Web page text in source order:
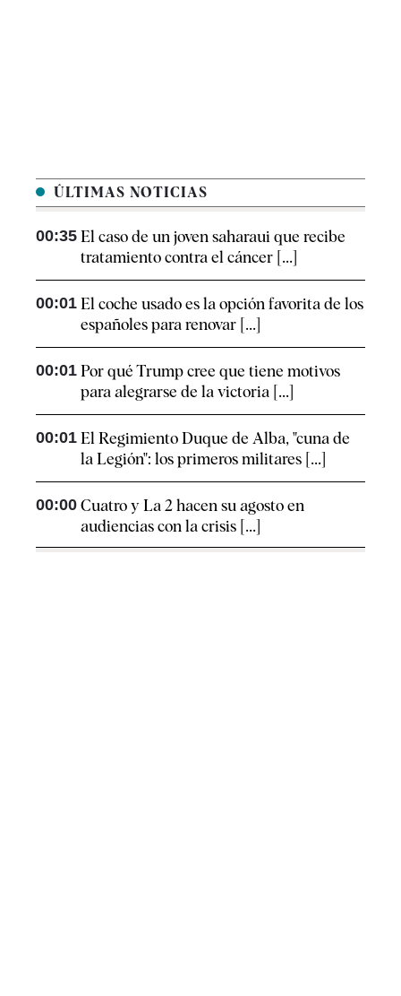
ÚLTIMAS NOTICIAS
00:35 El caso de un joven saharaui que recibe
tratamiento contra el cáncer [...]
00:01 El coche usado es la opción favorita de los
españoles para renovar [...]
00:01 Por qué Trump cree que tiene motivos
para alegrarse de la victoria [...]
00:01 El Regimiento Duque de Alba, "cuna de
la Legión": los primeros militares [...]
00:00 Cuatro y La 2 hacen su agosto en
audiencias con la crisis [...]